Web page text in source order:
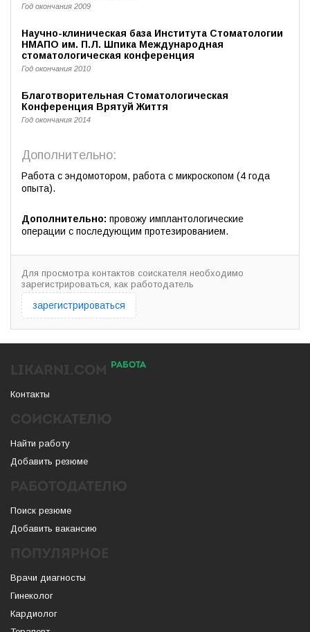
Год окончания 2009
Научно-клиническая база Института Стоматологии
НМАПО им. П.Л. Шпика Международная
стоматологическая конференция
Год окончания 2010
Благотворительная Стоматологическая
Конференция Врятуй Життя
Год окончания 2014
Дополнительно:
Работа с эндомотором, работа с микроскопом (4 года
опыта).
Дополнительно: провожу имплантологические
операции с последующим протезированием.
Для просмотра контактов соискателя необходимо
зарегистрироваться, как работодатель
зарегистрироваться
РАБОТА
Контакты
Найти работу
Добавить резюме
Поиск резюме
Добавить вакансию
Врачи диагносты
Гинеколог
Кардиолог